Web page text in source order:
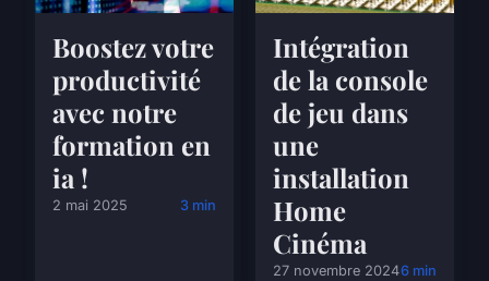
Boostez votre
productivité
avec notre
formation en
ia !
2 mai 2025 3 min
Intégration
de la console
de jeu dans
une
installation
Home
Cinéma
27 novembre 20246 min